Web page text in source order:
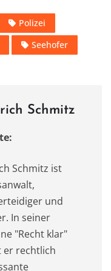
le
n
Polizei
Seehofer
Schmitz
Schmitz ist
und
In seiner
"Recht klar"
er rechtlich